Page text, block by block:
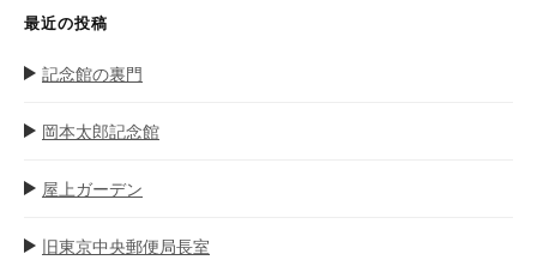
ン
最近の投稿
記念館の裏門
岡本太郎記念館
屋上ガーデン
旧東京中央郵便局長室